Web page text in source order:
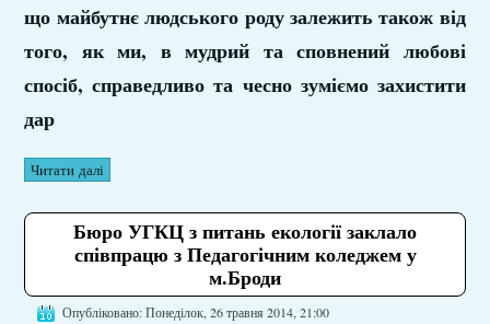
що майбутнє людського роду залежить також від
того, як ми, в мудрий та сповнений любові
спосіб, справедливо та чесно зуміємо захистити
дар
Читати далі
Бюро УГКЦ з питань екології заклало
співпрацю з Педагогічним коледжем у
м.Броди
Опубліковано: Понеділок, 26 травня 2014, 21:00